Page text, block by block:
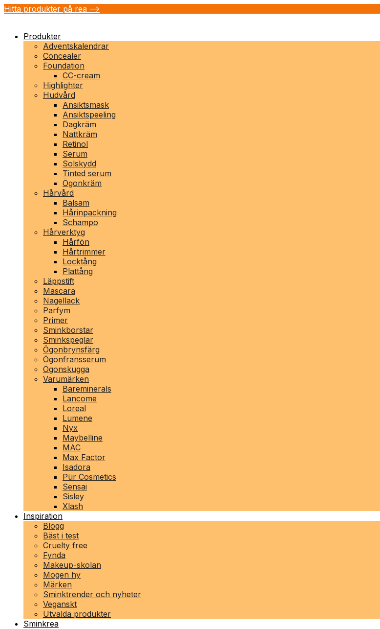
Hitta produkter på rea -->
Produkter
Adventskalendrar
Concealer
Foundation
CC-cream
Highlighter
Hudvård
Ansiktsmask
Ansiktspeeling
Dagkräm
Nattkräm
Retinol
Serum
Solskydd
Tinted serum
Ögonkräm
Hårvård
Balsam
Hårinpackning
Schampo
Hårverktyg
Hårfön
Hårtrimmer
Locktång
Plattång
Läppstift
Mascara
Nagellack
Parfym
Primer
Sminkborstar
Sminkspeglar
Ögonbrynsfärg
Ögonfransserum
Ögonskugga
Varumärken
Bareminerals
Lancome
Loreal
Lumene
Nyx
Maybelline
MAC
Max Factor
Isadora
Pür Cosmetics
Sensai
Sisley
Xlash
Inspiration
Blogg
Bäst i test
Cruelty free
Fynda
Makeup-skolan
Mogen hy
Märken
Sminktrender och nyheter
Veganskt
Utvalda produkter
Sminkrea